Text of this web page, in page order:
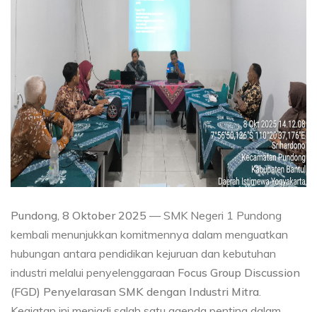
Pundong, 8 Oktober 2025 — SMK Negeri 1 Pundong
kembali menunjukkan komitmennya dalam menguatkan
hubungan antara pendidikan kejuruan dan kebutuhan
industri melalui penyelenggaraan Focus Group Discussion
(FGD) Penyelarasan SMK dengan Industri Mitra